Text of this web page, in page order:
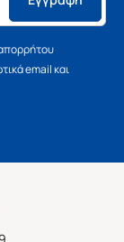
email και